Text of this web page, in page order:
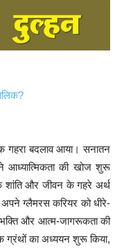
गहरा बदलाव आया। सनातन
आध्यात्मिकता की खोज शुरू
और जीवन के गहरे अर्थ
अपने ग्लैमरस करियर को धीरे-
और आत्म-जागरूकता की
ग्रंथों का अध्ययन शुरू किया,